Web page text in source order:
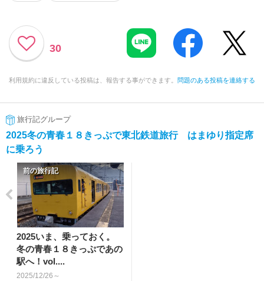
30
利用規約に違反している投稿は、報告する事ができます。 問題のある投稿を連絡する
旅行記グループ
2025冬の青春１８きっぷで東北鉄道旅行 はまゆり指定席
に乗ろう
前の旅行記
2025いま、乗っておく。
冬の青春１８きっぷであの
駅へ！vol....
2025/12/26～